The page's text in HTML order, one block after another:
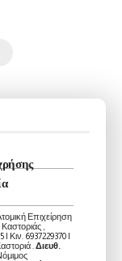
Επιχείρηση
Καστοριάς ,
Κιν. 6937229370 |
.Διευθ.